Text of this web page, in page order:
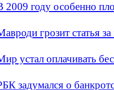
2009 году особенно
грозит статья
устал оплачивать
задумался о